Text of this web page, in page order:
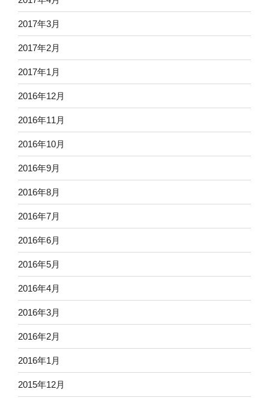
2017年3月
2017年2月
2017年1月
2016年12月
2016年11月
2016年10月
2016年9月
2016年8月
2016年7月
2016年6月
2016年5月
2016年4月
2016年3月
2016年2月
2016年1月
2015年12月